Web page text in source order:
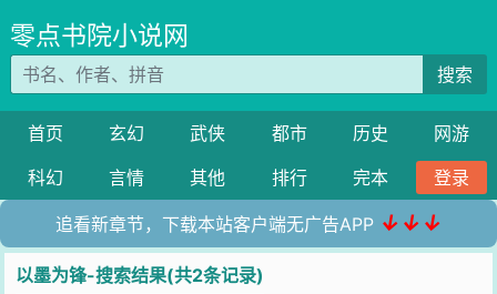
零点书院小说网
搜索
首页 玄幻 武侠 都市 历史
网游
科幻
言情 其他 排行 完本 登录
追看新章节，下载本站客户端无广告APP ↓↓↓
以墨为锋-搜索结果(共2条记录)